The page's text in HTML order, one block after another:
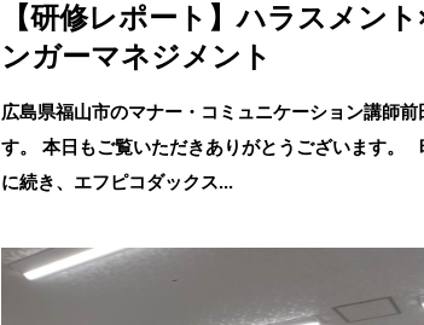
【研修レポート】ハラスメン
ンガーマネジメント
広島県福山市のマナー・コミュニケーション講師前
す。 本日もご覧いただきありがとうございます。
に続き、エフピコダックス...